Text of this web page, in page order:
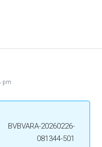
pm
BVBVARA-20260226-
081344-501